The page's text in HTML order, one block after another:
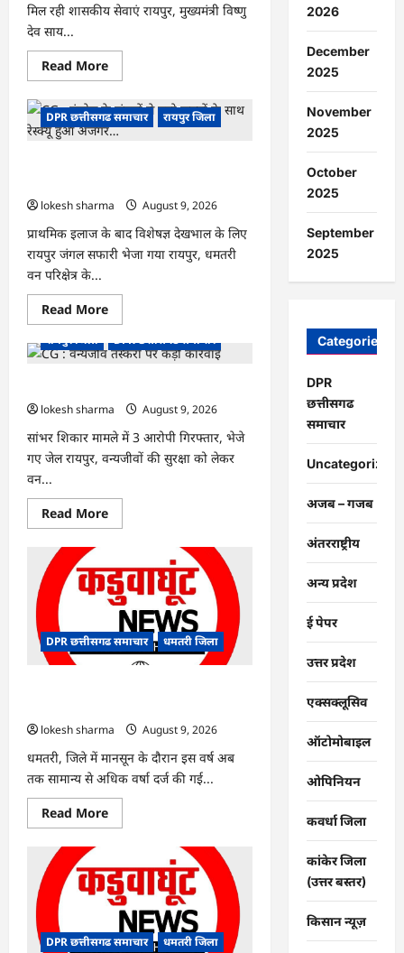
मिल रही शासकीय सेवाएं रायपुर, मुख्यमंत्री विष्णु
देव साय...
Read MoreRead
more
CG
:
सेवा
सेतु
का
संबल,
छात्रा
संजना
को
मिला
जाति
प्रमाण
पत्र
DPR छत्तीसगढ समाचार रायपुर जिला
lokesh sharma
August 9, 2026
प्राथमिक इलाज के बाद विशेषज्ञ देखभाल के लिए
रायपुर जंगल सफारी भेजा गया रायपुर, धमतरी
वन परिक्षेत्र के...
Read MoreRead
more
CG
से
जख्मों
के
साथ
अजगर…
रायपुर जिला DPR छत्तीसगढ समाचार
lokesh sharma
August 9, 2026
सांभर शिकार मामले में 3 आरोपी गिरफ्तार, भेजे
गए जेल रायपुर, वन्यजीवों की सुरक्षा को लेकर
वन...
Read MoreRead
more
वन्यजीव
तस्करों
पर
कड़ी
कार्रवाई
DPR छत्तीसगढ समाचार धमतरी जिला
lokesh sharma
August 9, 2026
धमतरी, जिले में मानसून के दौरान इस वर्ष अब
तक सामान्य से अधिक वर्षा दर्ज की गई...
Read MoreRead
more
जिले
में
1
जून
अब
DPR छत्तीसगढ समाचार धमतरी जिला
2026
December
2025
November
2025
October
2025
September
2025
Categories
DPR
छत्तीसगढ
समाचार
Uncategorized
अजब – गजब
अंतरराष्ट्रीय
अन्य प्रदेश
ई पेपर
उत्तर प्रदेश
एक्सक्लूसिव
ऑटोमोबाइल
ओपिनियन
कवर्धा जिला
कांकेर जिला
(उत्तर बस्तर)
किसान न्यूज़